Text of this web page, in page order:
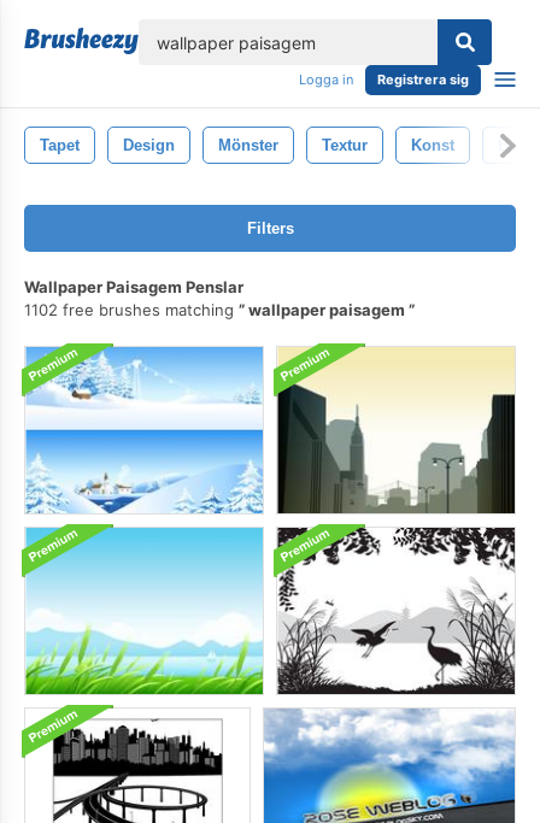
Logga in Registrera sig
Tapet Design Mönster Textur Konst
Filters
Wallpaper Paisagem Penslar
1102 free brushes matching
wallpaper paisagem